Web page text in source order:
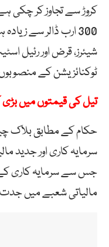
کروڑ سے تجاوز کر چکی
300 ارب ڈالر سے
شیئرز، قرض اور رئیل
ٹوکنائزیشن کے
تیل کی قیمتوں میں
حکام کے مطابق بلاک
سرمایہ کاری اور جدید
جس سے سرمایہ کاری کے
مالیاتی شعبے میں